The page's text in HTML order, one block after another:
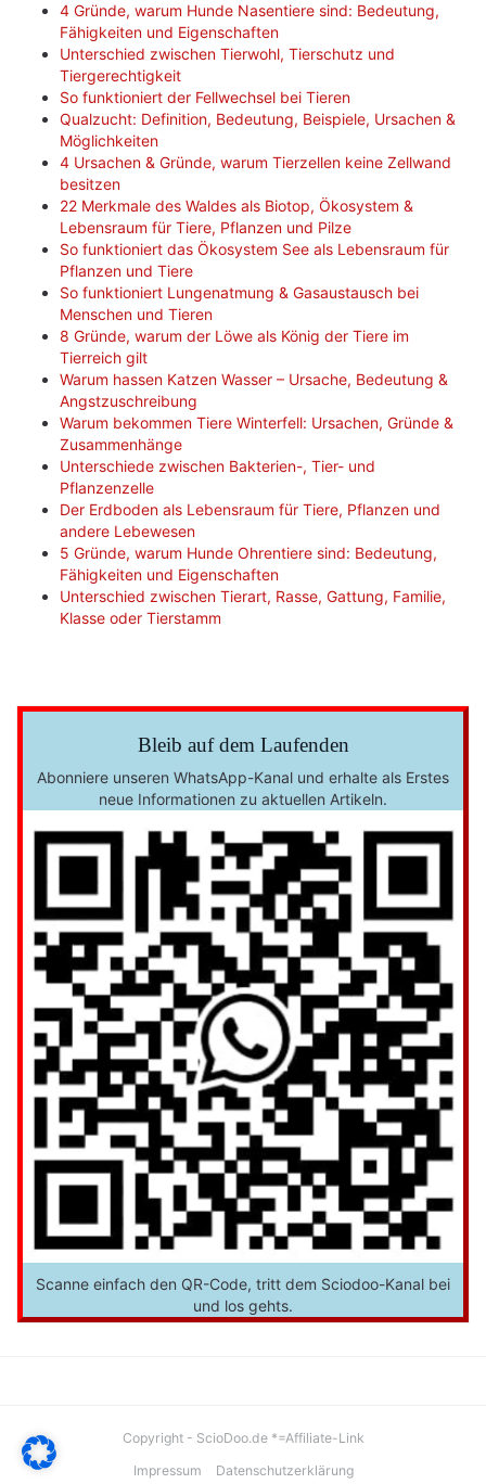
4 Gründe, warum Hunde Nasentiere sind: Bedeutung,
Fähigkeiten und Eigenschaften
Unterschied zwischen Tierwohl, Tierschutz und
Tiergerechtigkeit
So funktioniert der Fellwechsel bei Tieren
Qualzucht: Definition, Bedeutung, Beispiele, Ursachen &
Möglichkeiten
4 Ursachen & Gründe, warum Tierzellen keine Zellwand
besitzen
22 Merkmale des Waldes als Biotop, Ökosystem &
Lebensraum für Tiere, Pflanzen und Pilze
So funktioniert das Ökosystem See als Lebensraum für
Pflanzen und Tiere
So funktioniert Lungenatmung & Gasaustausch bei
Menschen und Tieren
8 Gründe, warum der Löwe als König der Tiere im
Tierreich gilt
Warum hassen Katzen Wasser – Ursache, Bedeutung &
Angstzuschreibung
Warum bekommen Tiere Winterfell: Ursachen, Gründe &
Zusammenhänge
Unterschiede zwischen Bakterien-, Tier- und
Pflanzenzelle
Der Erdboden als Lebensraum für Tiere, Pflanzen und
andere Lebewesen
5 Gründe, warum Hunde Ohrentiere sind: Bedeutung,
Fähigkeiten und Eigenschaften
Unterschied zwischen Tierart, Rasse, Gattung, Familie,
Klasse oder Tierstamm
Bleib auf dem Laufenden
Abonniere unseren WhatsApp-Kanal und erhalte als Erstes
neue Informationen zu aktuellen Artikeln.
Scanne einfach den QR-Code, tritt dem Sciodoo-Kanal bei
und los gehts.
Copyright - ScioDoo.de *=Affiliate-Link
Impressum
Datenschutzerklärung